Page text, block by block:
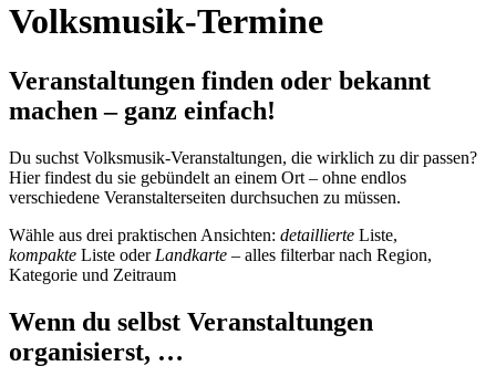
Volksmusik-Termine
Veranstaltungen finden oder bekannt
machen – ganz einfach!
Du suchst Volksmusik-Veranstaltungen, die wirklich zu dir passen?
Hier findest du sie gebündelt an einem Ort – ohne endlos
verschiedene Veranstalterseiten durchsuchen zu müssen.
Wähle aus drei praktischen Ansichten: detaillierte Liste,
kompakte Liste oder Landkarte – alles filterbar nach Region,
Kategorie und Zeitraum
Wenn du selbst Veranstaltungen
organisierst, …